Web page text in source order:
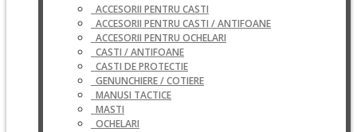
ACCESORII PENTRU CASTI
ACCESORII PENTRU CASTI / ANTIFOANE
ACCESORII PENTRU OCHELARI
CASTI / ANTIFOANE
CASTI DE PROTECTIE
GENUNCHIERE / COTIERE
MANUSI TACTICE
MASTI
OCHELARI